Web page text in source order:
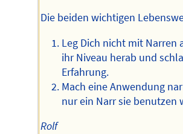
Die beiden wichtigen
Leg Dich nicht mit Narren
ihr Niveau herab und
Erfahrung.
Mach eine Anwendung
nur ein Narr sie benutzen
Rolf